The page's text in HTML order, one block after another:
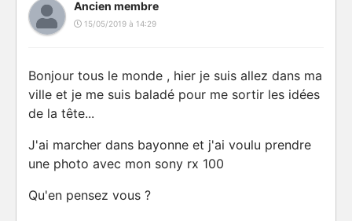
Ancien membre
15/05/2019 à 14:29
Bonjour tous le monde , hier je suis allez dans ma
ville et je me suis baladé pour me sortir les idées
de la tête...
J'ai marcher dans bayonne et j'ai voulu prendre
une photo avec mon sony rx 100
Qu'en pensez vous ?